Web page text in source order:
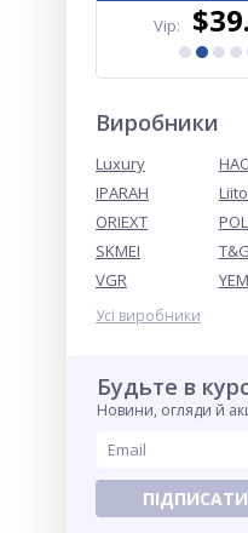
Vip:
Виробники
Luxury
IPARAH
ORIEXT
SKMEI
T&G
VGR
Усі виробники
Будьте в
Новини, огляди й